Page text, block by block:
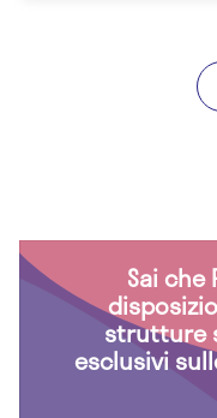
Sai
strutture
esclusivi